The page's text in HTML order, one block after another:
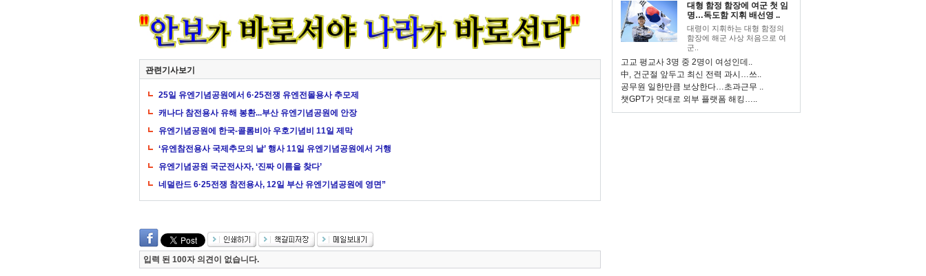
관련기사보기
25일 유엔기념공원에서 6·25전쟁 유엔전몰용사 추모제
캐나다 참전용사 유해 봉환...부산 유엔기념공원에 안장
유엔기념공원에 한국-콜롬비아 우호기념비 11일 제막
‘유엔참전용사 국제추모의 날’ 행사 11일 유엔기념공원에서 거행
유엔기념공원 국군전사자, ‘진짜 이름을 찾다’
네덜란드 6·25전쟁 참전용사, 12일 부산 유엔기념공원에 영면”
입력 된 100자 의견이 없습니다.
대형 함정 함장에 여군 첫 임
명…독도함 지휘 배선영 ..
대령이 지휘하는 대형 함정의
함장에 해군 사상 처음으로 여
군..
고교 평교사 3명 중 2명이 여성인데..
中, 건군절 앞두고 최신 전력 과시…쓰..
공무원 일한만큼 보상한다…초과근무 ..
챗GPT가 멋대로 외부 플랫폼 해킹…..